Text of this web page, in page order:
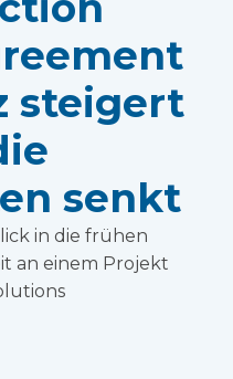
steigert
senkt
in die frühen
an einem Projekt